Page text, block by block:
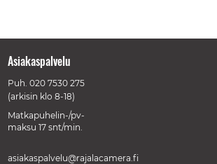
Asiakaspalvelu
Puh. 020 7530 275
(arkisin klo 8-18)
Matkapuhelin-/pv-
maksu 17 snt/min.
asiakaspalvelu@rajalacamera.fi